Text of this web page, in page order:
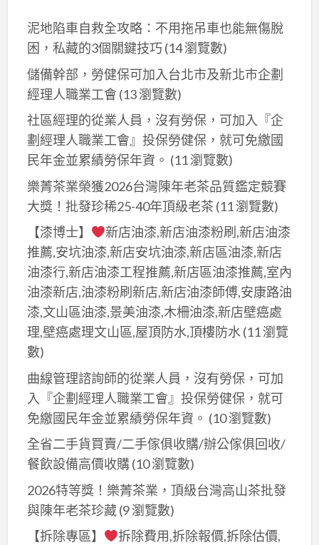
泥地陷車自救全攻略：不用拖吊車也能無傷脫
困，私藏的3個關鍵技巧(14 瀏覽數)
儲備幹部，勞健保可加入台北市及新北巿企劃
經理人職業工會 (13 瀏覽數)
社區經理的從業人員，沒有勞保，可加入『企
劃經理人職業工會』投保勞健保，就可免繳國
民年金並累績勞保年資。 (11 瀏覽數)
樂菁茶業榮獲2026台灣陳年老茶品質鑑定競賽
大獎！批發珍稀25-40年頂級老茶 (11 瀏覽數)
【漆博士】
新店油漆,新店油漆粉刷,新店油漆
推薦,安坑油漆,新店安坑油漆,新店區油漆,新店
油漆行,新店油漆工程推薦,新店區油漆推薦,室內
油漆新店,油漆粉刷新店,新店油漆師傅,安康路油
漆,文山區油漆,景美油漆,木柵油漆,新店壁癌處
理,壁癌處理文山區,屋頂防水,頂樓防水(11 瀏覽
數)
曲線管理諮詢師的從業人員，沒有勞保，可加
入『企劃經理人職業工會』投保勞健保，就可
免繳國民年金並累績勞保年資。 (10 瀏覽數)
全省二手貨買賣/二手傢俱收購/辦公傢俱回收/
餐飲設備高價收購(10 瀏覽數)
2026特等獎！樂菁茶業，頂級台灣高山茶批發
與陳年老茶珍藏(9 瀏覽數)
【拆除專區】
拆除費用,拆除報價,拆除估價,